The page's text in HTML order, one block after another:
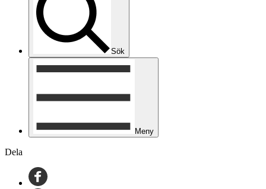
Sök
Meny
Dela